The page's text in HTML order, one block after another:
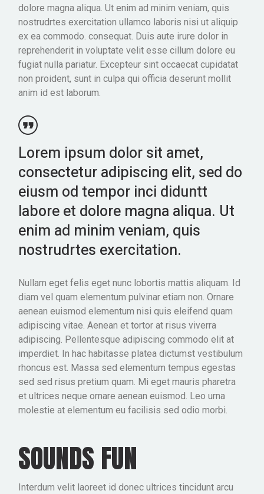
dolore magna aliqua. Ut enim ad minim veniam, quis
nostrudrtes exercitation ullamco laboris nisi ut aliquip
ex ea commodo. consequat. Duis aute irure dolor in
reprehenderit in voluptate velit esse cillum dolore eu
fugiat nulla pariatur. Excepteur sint occaecat cupidatat
non proident, sunt in culpa qui officia deserunt mollit
anim id est laborum.
Lorem ipsum dolor sit amet,
consectetur adipiscing elit, sed do
eiusm od tempor inci diduntt
labore et dolore magna aliqua. Ut
enim ad minim veniam, quis
nostrudrtes exercitation.
Nullam eget felis eget nunc lobortis mattis aliquam. Id
diam vel quam elementum pulvinar etiam non. Ornare
aenean euismod elementum nisi quis eleifend quam
adipiscing vitae. Aenean et tortor at risus viverra
adipiscing. Pellentesque adipiscing commodo elit at
imperdiet. In hac habitasse platea dictumst vestibulum
rhoncus est. Massa sed elementum tempus egestas
sed sed risus pretium quam. Mi eget mauris pharetra
et ultrices neque ornare aenean euismod. Leo urna
molestie at elementum eu facilisis sed odio morbi.
SOUNDS FUN
Interdum velit laoreet id donec ultrices tincidunt arcu